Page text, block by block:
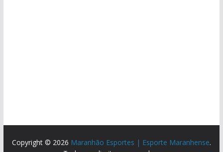
Copyright © 2026 Maranhão Esportes | Esporte Maranhense.